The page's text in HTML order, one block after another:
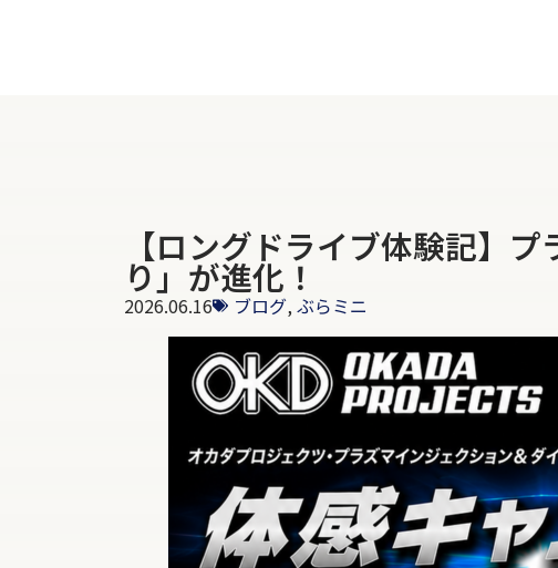
【ロングドライブ体験記】
り」が進化！
2026.06.16 ブログ, ぶらミニ